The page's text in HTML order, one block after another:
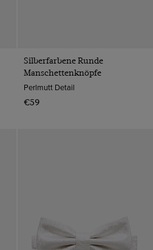
Silberfarbene Runde
Manschettenknöpfe
Perlmutt Detail
€59